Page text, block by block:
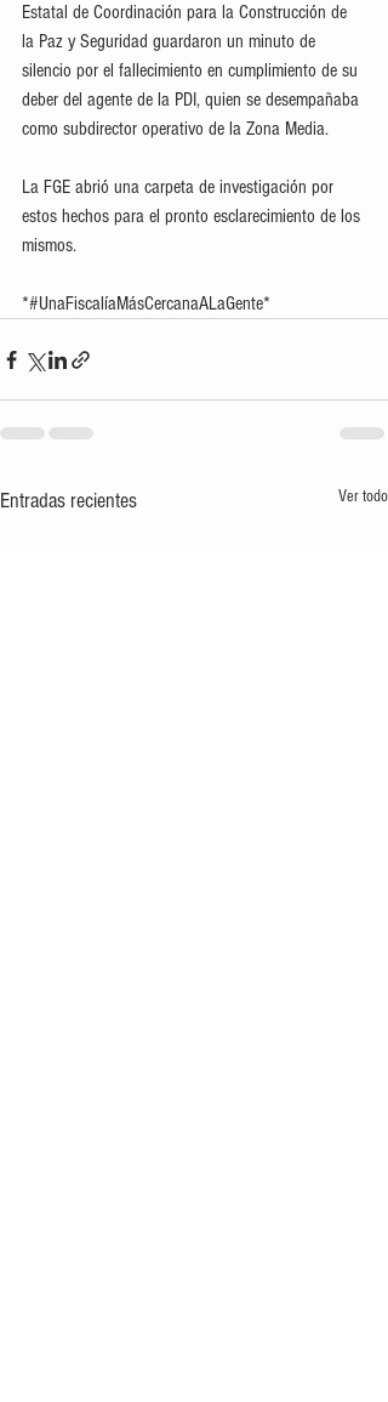
Estatal de Coordinación para la Construcción de
la Paz y Seguridad guardaron un minuto de
silencio por el fallecimiento en cumplimiento de su
deber del agente de la PDI, quien se desempañaba
como subdirector operativo de la Zona Media.
La FGE abrió una carpeta de investigación por
estos hechos para el pronto esclarecimiento de los
mismos.
*#UnaFiscalíaMásCercanaALaGente*
Entradas recientes Ver todo